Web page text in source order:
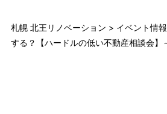
札幌 北王リノベーション > イベント情報
する？【ハードルの低い不動産相談会】